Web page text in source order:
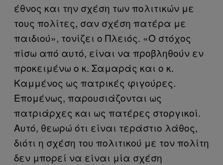
έθνος και την σχέση των πολιτικών με
τους πολίτες, σαν σχέση πατέρα με
παιδιού», τονίζει ο Πλειός. «Ο στόχος
πίσω από αυτό, είναι να προβληθούν εν
προκειμένω ο κ. Σαμαράς και ο κ.
Καμμένος ως πατρικές φιγούρες.
Επομένως, παρουσιάζονται ως
πατριάρχες και ως πατέρες στοργικοί.
Αυτό, θεωρώ ότι είναι τεράστιο λάθος,
διότι η σχέση του πολιτικού με τον πολίτη
δεν μπορεί να είναι μία σχέση